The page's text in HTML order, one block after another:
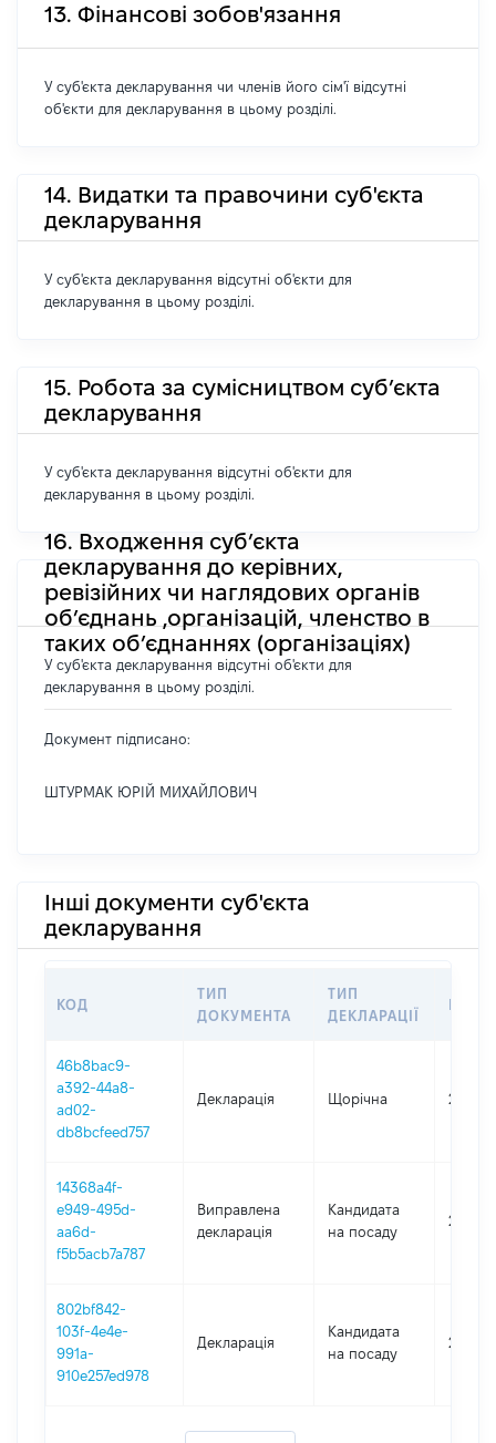
13. Фінансові зобов'язання
У суб'єкта декларування чи членів його сім'ї відсутні
об'єкти для декларування в цьому розділі.
14. Видатки та правочини суб'єкта
декларування
У суб'єкта декларування відсутні об'єкти для
декларування в цьому розділі.
15. Робота за сумісництвом суб’єкта
декларування
У суб'єкта декларування відсутні об'єкти для
декларування в цьому розділі.
16. Входження суб’єкта
декларування до керівних,
ревізійних чи наглядових органів
об’єднань ,організацій, членство в
таких об’єднаннях (організаціях)
У суб'єкта декларування відсутні об'єкти для
декларування в цьому розділі.
Документ підписано:
ШТУРМАК ЮРІЙ МИХАЙЛОВИЧ
Інші документи суб'єкта
декларування
КОД
ТИП
ДОКУМЕНТА
ТИП
ДЕКЛАРАЦІЇ
46b8bac9-
a392-44a8-
ad02-
db8bcfeed757
Декларація Щорічна 2025
14368a4f-
e949-495d-
aa6d-
f5b5acb7a787
Виправлена
декларація
Кандидата
на посаду
2023
802bf842-
103f-4e4e-
991a-
910e257ed978
Декларація
Кандидата
на посаду
2023